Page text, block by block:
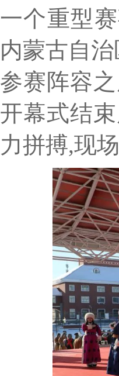
一个重型
内蒙古自
参赛阵容
开幕式结
力拼搏,现